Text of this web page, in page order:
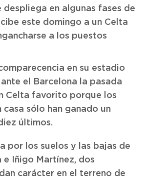
despliega en algunas fases de
este domingo a un Celta
a los puestos
en su estadio
el Barcelona la pasada
Celta favorito porque los
casa sólo han ganado un
últimos.
por los suelos y las bajas de
e Iñigo Martínez, dos
carácter en el terreno de